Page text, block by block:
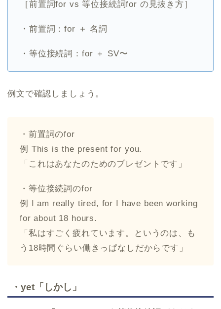
［前置詞for vs 等位接続詞for の見抜き方］
・前置詞：for ＋ 名詞
・等位接続詞：for ＋ SV〜
例文で確認しましょう。
・前置詞のfor
例 This is the present for you.
「これはあなたのためのプレゼントです」
・等位接続詞のfor
例 I am really tired, for I have been working
for about 18 hours.
「私はすごく疲れています。というのは、も
う18時間ぐらい働きっぱなしだからです」
・yet「しかし」